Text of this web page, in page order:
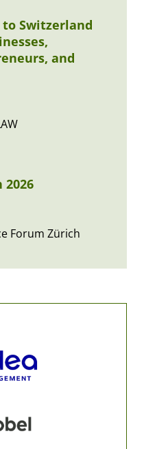
Switzerland
and
2026
Forum Zürich